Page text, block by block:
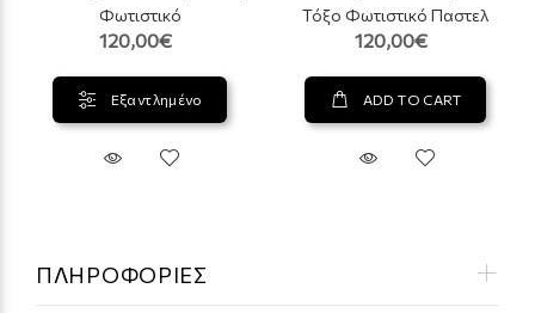
Φωτιστικό
120,00€
Εξαντλημένο
Τόξο Φωτιστικό Παστελ
120,00€
ADD TO CART
ΠΛΗΡΟΦΟΡΙΕΣ